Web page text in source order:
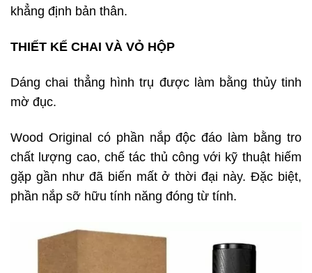
khẳng định bản thân.
THIẾT KẾ CHAI VÀ VỎ HỘP
Dáng chai thẳng hình trụ được làm bằng thủy tinh
mờ đục.
Wood Original có phần nắp độc đáo làm bằng tro
chất lượng cao, chế tác thủ công với kỹ thuật hiếm
gặp gần như đã biến mất ở thời đại này. Đặc biệt,
phần nắp sỡ hữu tính năng đóng từ tính.